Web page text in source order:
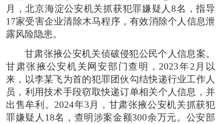
月，北京海淀公安机关抓获犯罪嫌疑人8名，指导
17家受害企业清除木马程序，有效消除个人信息泄
露风险隐患。
甘肃张掖公安机关侦破侵犯公民个人信息案。
甘肃张掖公安机关网安部门查明，2023年2月以
来，以李某飞为首的犯罪团伙勾结快递行业工作人
员，利用技术手段窃取快递订单相关个人信息，并
出售牟利。2024年3月，甘肃张掖公安机关抓获犯
罪嫌疑人18名，查明涉案金额300余万元。公安部